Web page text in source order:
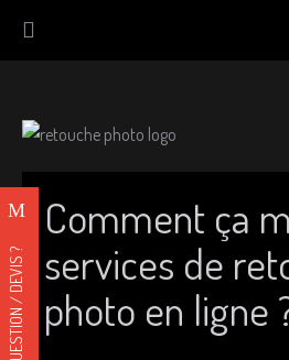
Comment ça
services de
photo en ligne
QUESTION / DEVIS ?